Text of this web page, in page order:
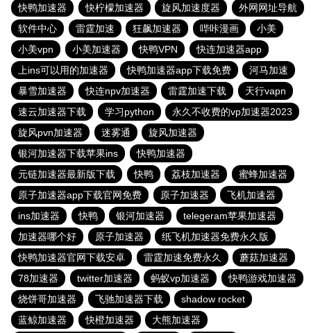
快鸭加速器
快柠檬加速器 旋风加速度器
外网网址导航
软件中心
雷霆加速 狂飙加速器 哔咔漫画
小美
小美vpn
小美加速器 快鸭VPN
快连加速器app
上ins可以用的加速器
快鸭加速器app下载免费
河马加速
暴雪加速器
快连npv加速器 雷霆加速下载
天行vapn
速云加速器下载
学习python
永久不收费的vp加速器2023
旋风pvn加速器
迷雾通
旋风加速器
银河加速器下载苹果ins
快鸭加速器
元链加速器最新版下载
快鸭 荔枝加速器
蜜蜂加速器
原子加速器app下载官网免费
原子加速器
飞机加速器
ins加速器
快鸭 银河加速器
telegeram苹果加速器
加速器哪个好
原子加速器
纸飞机加速器免费永久版
快鸭加速器官网下载安卓
雷霆加速免费永久
蘑菇加速器
78加速器
twitter加速器 蚂蚁vp加速器
快鸭游戏加速器
烧饼哥加速器
飞驰加速器下载
shadow rocket
蓝鲸加速器
快橙加速器 大熊加速器